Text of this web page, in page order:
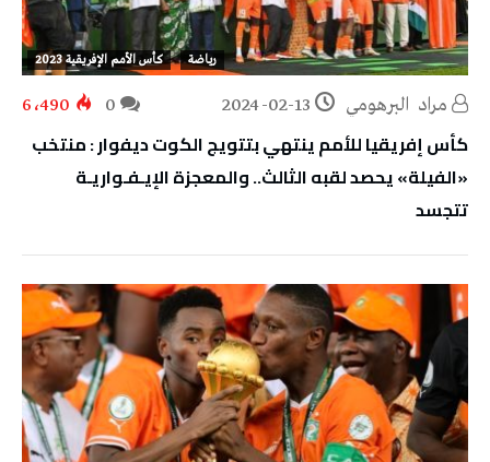
رياضة كأس الأمم الإفريقية 2023
مراد‭ ‬ البرهومي 2024-02-13 6٬490
كأس إفريقيا للأمم ينتهي بتتويج الكوت ديفوار : منتخب
«الفيلة» يحصد لقبه الثالث.. والمعجزة الإيـفـواريـة
تتجسد